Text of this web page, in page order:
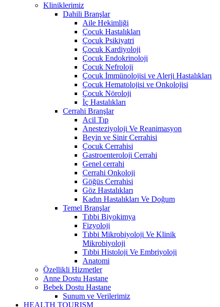
Kliniklerimiz
Dahili Branşlar
Aile Hekimliği
Çocuk Hastalıkları
Çocuk Psikiyatri
Çocuk Kardiyoloji
Çocuk Endokrinoloji
Çocuk Nefroloji
Çocuk İmmünolojisi ve Alerji Hastalıkları
Çocuk Hematolojisi ve Onkolojisi
Çocuk Nöroloji
İç Hastalıkları
Cerrahi Branşlar
Acil Tıp
Anesteziyoloji Ve Reanimasyon
Beyin ve Sinir Cerrahisi
Çocuk Cerrahisi
Gastroenteroloji Cerrahi
Genel cerrahi
Cerrahi Onkoloji
Göğüs Cerrahisi
Göz Hastalıkları
Kadın Hastalıkları Ve Doğum
Temel Branşlar
Tıbbi Biyokimya
Fizyoloji
Tıbbi Mikrobiyoloji Ve Klinik
Mikrobiyoloji
Tıbbi Histoloji Ve Embriyoloji
Anatomi
Özellikli Hizmetler
Anne Dostu Hastane
Bebek Dostu Hastane
Sunum ve Verilerimiz
HEALTH TOURISM